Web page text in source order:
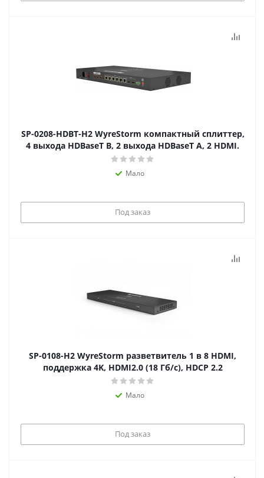
SP-0208-HDBT-H2 WyreStorm компактный сплиттер,
4 выхода HDBaseT В, 2 выхода HDBaseT A, 2 HDMI.
Мало
Под заказ
SP-0108-H2 WyreStorm разветвитель 1 в 8 HDMI,
поддержка 4K, HDMI2.0 (18 Гб/с), HDCP 2.2
Мало
Под заказ